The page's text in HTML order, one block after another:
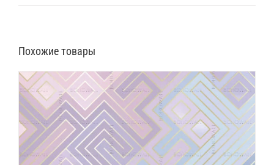
Похожие товары